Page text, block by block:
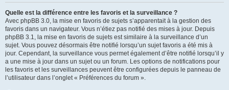
Quelle est la différence entre les favoris et la surveillance ?
Avec phpBB 3.0, la mise en favoris de sujets s’apparentait à la gestion des
favoris dans un navigateur. Vous n’étiez pas notifié des mises à jour. Depuis
phpBB 3.1, la mise en favoris de sujets est similaire à la surveillance d’un
sujet. Vous pouvez désormais être notifié lorsqu’un sujet favoris a été mis à
jour. Cependant, la surveillance vous permet également d’être notifié lorsqu’il y
a une mise à jour dans un sujet ou un forum. Les options de notifications pour
les favoris et les surveillances peuvent être configurées depuis le panneau de
l’utilisateur dans l’onglet « Préférences du forum ».